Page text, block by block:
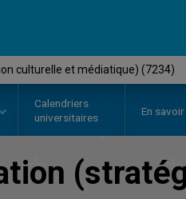
culturelle et médiatique) (7234)
Calendriers
universitaires
En